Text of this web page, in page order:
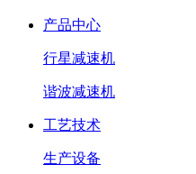
产品中心
行星减速机
谐波减速机
工艺技术
生产设备